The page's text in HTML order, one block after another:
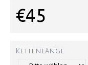
€45
Kettenlänge